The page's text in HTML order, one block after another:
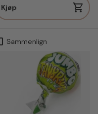
Kjøp
Sammenlign